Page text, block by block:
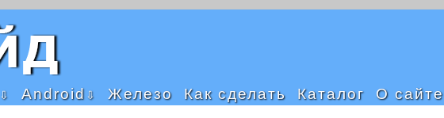
Android Железо Как сделать Каталог О сайте